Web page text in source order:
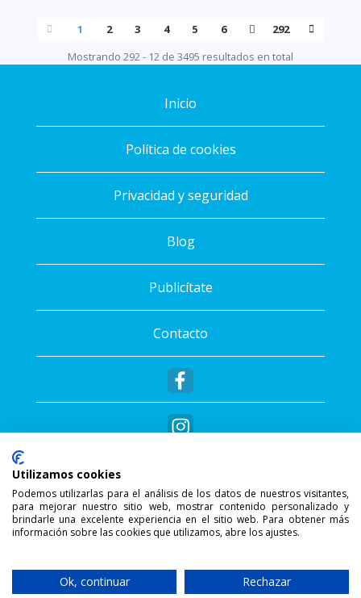
1 2 3 4 5 6
292
Mostrando 292 - 12 de 3495 resultados en total
Inicio
Política de cookies
Privacidad y seguridad
Blog
Publicítate
Contacto
Copyright © 2026 - Sportalis®. Todos los
derechos reservados.
SSL Secure Connection
Utilizamos cookies
Podemos utilizarlas para el análisis de los datos de nuestros visitantes,
para mejorar nuestro sitio web, mostrar contenido personalizado y
brindarle una excelente experiencia en el sitio web. Para obtener más
información sobre las cookies que utilizamos, abre los ajustes.
Ok, continuar Rechazar